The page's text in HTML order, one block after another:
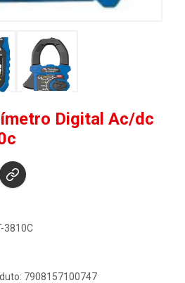
Digital Ac/dc
3810C
7908157100747